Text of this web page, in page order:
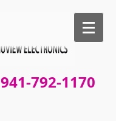
941-792-1170